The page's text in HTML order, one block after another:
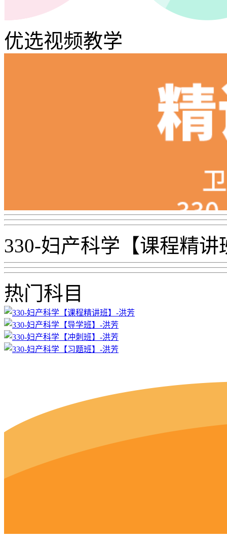
优选视频教学
330-妇产科学【课程精讲
热门科目